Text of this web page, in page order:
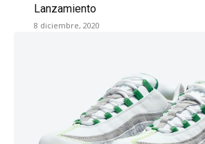
Lanzamiento
8 diciembre, 2020